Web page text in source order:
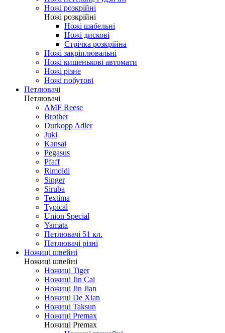
Ножі розкрійні
Ножі розкрійні
Ножі шабельні
Ножі дискові
Стрічка розкрійна
Ножі закріплювальні
Ножі кишенькові автомати
Ножі різне
Ножі побутові
Петлювачі
Петлювачі
AMF Reese
Brother
Durkopp Adler
Juki
Kansai
Pegasus
Pfaff
Rimoldi
Singer
Siruba
Textima
Typical
Union Special
Yamata
Петлювачі 51 кл.
Петлювачі різні
Ножиці швейні
Ножиці швейні
Ножиці Tiger
Ножиці Jin Cai
Ножиці Jin Jian
Ножиці De Xian
Ножиці Taksun
Ножиці Premax
Ножиці Premax